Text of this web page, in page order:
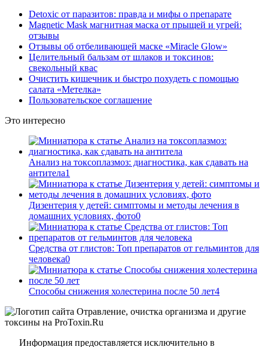
Detoxic от паразитов: правда и мифы о препарате
Magnetic Mask магнитная маска от прыщей и угрей:
отзывы
Отзывы об отбеливающей маске «Miracle Glow»
Целительный бальзам от шлаков и токсинов:
свекольный квас
Очистить кишечник и быстро похудеть с помощью
салата «Метелка»
Пользовательское соглашение
Это интересно
Анализ на токсоплазмоз: диагностика, как сдавать на
антитела1
Дизентерия у детей: симптомы и методы лечения в
домашних условиях, фото0
Средства от глистов: Топ препаратов от гельминтов для
человека0
Способы снижения холестерина после 50 лет4
Информация предоставляется исключительно в